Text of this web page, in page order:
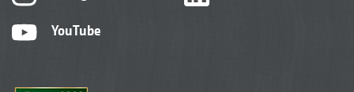
YouTube